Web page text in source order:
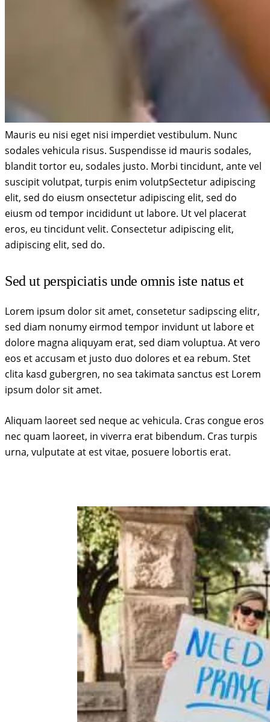
Mauris eu nisi eget nisi imperdiet vestibulum. Nunc
sodales vehicula risus. Suspendisse id mauris sodales,
blandit tortor eu, sodales justo. Morbi tincidunt, ante vel
suscipit volutpat, turpis enim volutpSectetur adipiscing
elit, sed do eiusm onsectetur adipiscing elit, sed do
eiusm od tempor incididunt ut labore. Ut vel placerat
eros, eu tincidunt velit. Consectetur adipiscing elit,
adipiscing elit, sed do.
Sed ut perspiciatis unde omnis iste natus et
Lorem ipsum dolor sit amet, consetetur sadipscing elitr,
sed diam nonumy eirmod tempor invidunt ut labore et
dolore magna aliquyam erat, sed diam voluptua. At vero
eos et accusam et justo duo dolores et ea rebum. Stet
clita kasd gubergren, no sea takimata sanctus est Lorem
ipsum dolor sit amet.
Aliquam laoreet sed neque ac vehicula. Cras congue eros
nec quam laoreet, in viverra erat bibendum. Cras turpis
urna, vulputate at est vitae, posuere lobortis erat.